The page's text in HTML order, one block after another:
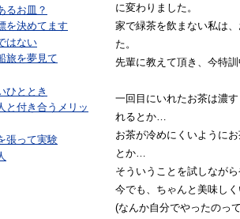
に変わりました。
家で緑茶を飲まない私は
た。
先輩に教えて頂き、今特
一回目にいれたお茶は濃
れるとか…
お茶が冷めにくいように
とか…
そういうことを試しなが
今でも、ちゃんと美味し
(なんか自分でやったのっ
るお皿？
を決めてます
はない
旅を夢見て
ひととき
と付き合うメリッ
張って実験